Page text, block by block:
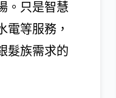
。只是智慧
電等服務，
髮族需求的